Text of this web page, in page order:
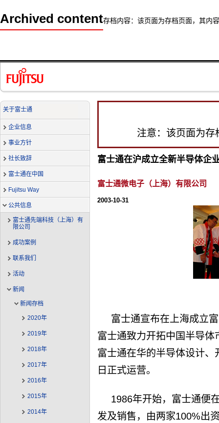
Archived content存档内容：该页面为存档页面，其内
关于富士通
企业信息
事业方针
社长致辞
富士通在中国
Fujitsu Way
公共信息
富士通先端科技（上海）有
限公司
成功案例
联系我们
活动
新闻
新闻存档
2020年
2019年
2018年
2017年
2016年
2015年
2014年
注意：该页面为
富士通在沪成立全新半导体企
富士通微电子（上海）有限公司
2003-10-31
富士通宣布在上海成立
富士通致力开拓中国半导
富士通在华的半导体设计
日正式运营。
1986年开始，富士通便
发及销售，由两家100%出